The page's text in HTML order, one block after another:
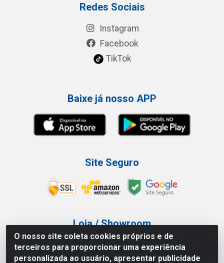
O nosso site coleta cookies próprios e de
terceiros para proporcionar uma experiência
personalizada ao usuário, apresentar publicidade
Redes Sociais
Instagram
Facebook
TikTok
Baixe já nosso APP
Site Seguro
Loja / Showroom
Tel.: (11) 3227-0546
Av Vautier, 587/597 - Pari - São Paulo/SP